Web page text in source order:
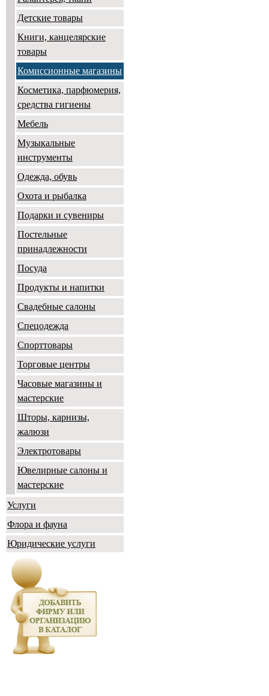
Детские товары
Книги, канцелярские
товары
Комиссионные магазины
Косметика, парфюмерия,
средства гигиены
Мебель
Музыкальные
инструменты
Одежда, обувь
Охота и рыбалка
Подарки и сувениры
Постельные
принадлежности
Посуда
Продукты и напитки
Свадебные салоны
Спецодежда
Спорттовары
Торговые центры
Часовые магазины и
мастерские
Шторы, карнизы,
жалюзи
Электротовары
Ювелирные салоны и
мастерские
Услуги
Флора и фауна
Юридические услуги